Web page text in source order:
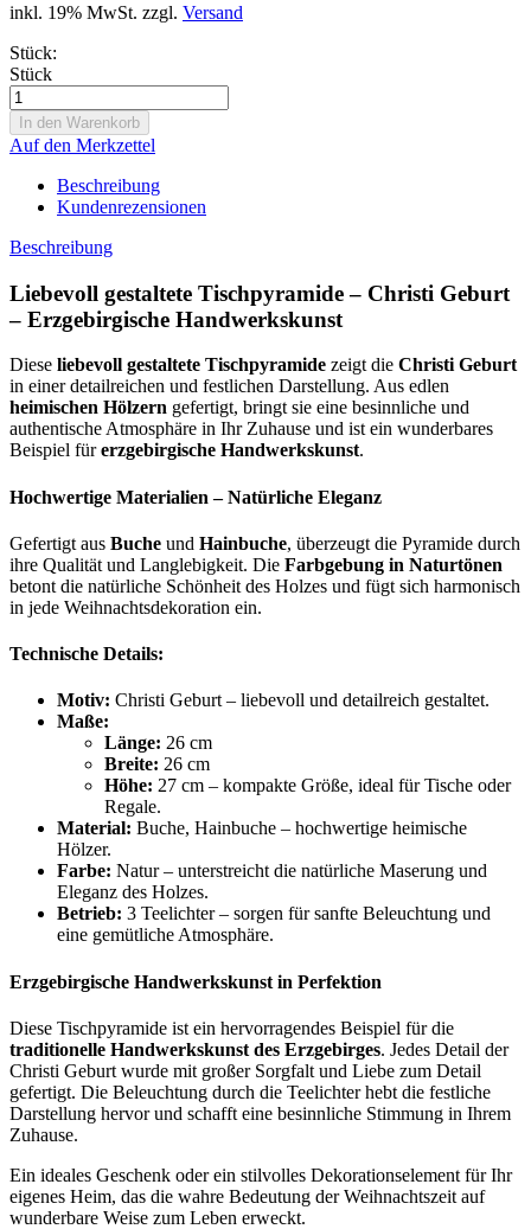
inkl. 19% MwSt. zzgl. Versand
Stück:
Stück
Auf den Merkzettel
Beschreibung
Kundenrezensionen
Beschreibung
Liebevoll gestaltete Tischpyramide – Christi Geburt
– Erzgebirgische Handwerkskunst
Diese liebevoll gestaltete Tischpyramide zeigt die Christi Geburt
in einer detailreichen und festlichen Darstellung. Aus edlen
heimischen Hölzern gefertigt, bringt sie eine besinnliche und
authentische Atmosphäre in Ihr Zuhause und ist ein wunderbares
Beispiel fürerzgebirgische Handwerkskunst.
Hochwertige Materialien – Natürliche Eleganz
Gefertigt aus Buche und Hainbuche, überzeugt die Pyramide durch
ihre Qualität und Langlebigkeit. Die Farbgebung in Naturtönen
betont die natürliche Schönheit des Holzes und fügt sich harmonisch
in jede Weihnachtsdekoration ein.
Technische Details:
Motiv: Christi Geburt – liebevoll und detailreich gestaltet.
Maße:
Länge: 26 cm
Breite: 26 cm
Höhe: 27 cm – kompakte Größe, ideal für Tische oder
Regale.
Material: Buche, Hainbuche – hochwertige heimische
Hölzer.
Farbe: Natur – unterstreicht die natürliche Maserung und
Eleganz des Holzes.
Betrieb: 3 Teelichter – sorgen für sanfte Beleuchtung und
eine gemütliche Atmosphäre.
Erzgebirgische Handwerkskunst in Perfektion
Diese Tischpyramide ist ein hervorragendes Beispiel für die
traditionelle Handwerkskunst des Erzgebirges. Jedes Detail der
Christi Geburt wurde mit großer Sorgfalt und Liebe zum Detail
gefertigt. Die Beleuchtung durch die Teelichter hebt die festliche
Darstellung hervor und schafft eine besinnliche Stimmung in Ihrem
Zuhause.
Ein ideales Geschenk oder ein stilvolles Dekorationselement für Ihr
eigenes Heim, das die wahre Bedeutung der Weihnachtszeit auf
wunderbare Weise zum Leben erweckt.